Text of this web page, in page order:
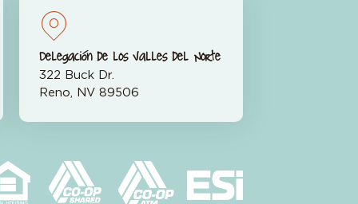
Delegación de los Valles del Norte
322 Buck Dr.
Reno, NV 89506